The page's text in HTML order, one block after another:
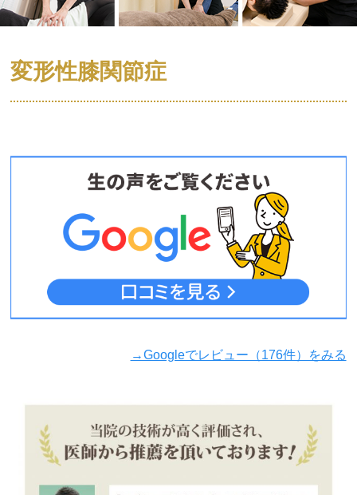
変形性膝関節症
→Googleでレビュー（176件）をみる